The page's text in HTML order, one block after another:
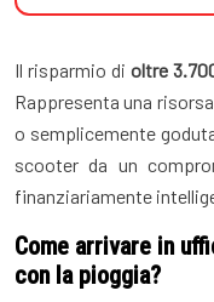
Il risparmio di oltre
Rappresenta una
o semplicemente
scooter da un
finanziariamente
Come arrivare in
con la pioggia?